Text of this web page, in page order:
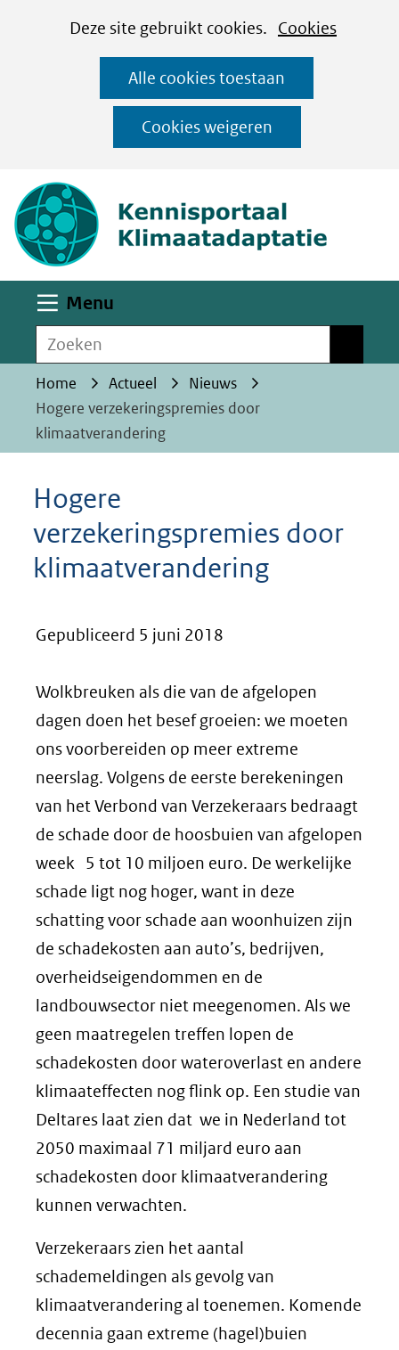
CookiesDeze site gebruikt cookies. Cookies
op
deze
website
worden
toegestaan
geweigerd.
Alle cookies toestaan
Cookies weigeren
Ga
naar
de
inhoud
Menu
Zoeken
Home Actueel
Nieuws
Hogere verzekeringspremies door
klimaatverandering
Hogere
verzekeringspremies door
klimaatverandering
Gepubliceerd 5 juni 2018
Wolkbreuken als die van de afgelopen
dagen doen het besef groeien: we moeten
ons voorbereiden op meer extreme
neerslag. Volgens de eerste berekeningen
van het Verbond van Verzekeraars bedraagt
de schade door de hoosbuien van afgelopen
week 5 tot 10 miljoen euro. De werkelijke
schade ligt nog hoger, want in deze
schatting voor schade aan woonhuizen zijn
de schadekosten aan auto’s, bedrijven,
overheidseigendommen en de
landbouwsector niet meegenomen. Als we
geen maatregelen treffen lopen de
schadekosten door wateroverlast en andere
klimaateffecten nog flink op. Een studie van
Deltares laat zien dat we in Nederland tot
2050 maximaal 71 miljard euro aan
schadekosten door klimaatverandering
kunnen verwachten.
Verzekeraars zien het aantal
schademeldingen als gevolg van
klimaatverandering al toenemen. Komende
decennia gaan extreme (hagel)buien